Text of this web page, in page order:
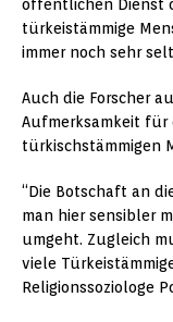
öffentlichen Dienst
türkeistämmige
immer noch sehr
Auch die Forscher
Aufmerksamkeit für
türkischstämmigen
“Die Botschaft an
man hier sensibler
umgeht. Zugleich
viele
Religionssoziologe